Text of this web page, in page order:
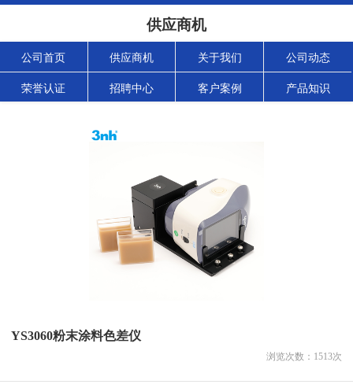
供应商机
公司首页 供应商机 关于我们 公司动态
荣誉认证 招聘中心 客户案例 产品知识
YS3060粉末涂料色差仪
浏览次数： 1513次